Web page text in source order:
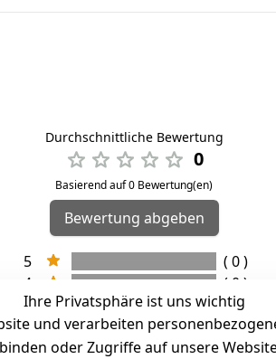
Durchschnittliche Bewertung
0
Basierend auf 0 Bewertung(en)
Bewertung abgeben
5
( 0 )
4
( 0 )
3
( 0 )
2
( 0 )
1
( 0 )
Ihre Privatsphäre ist uns wichtig
und verarbeiten
oder Zugriffe auf unsere